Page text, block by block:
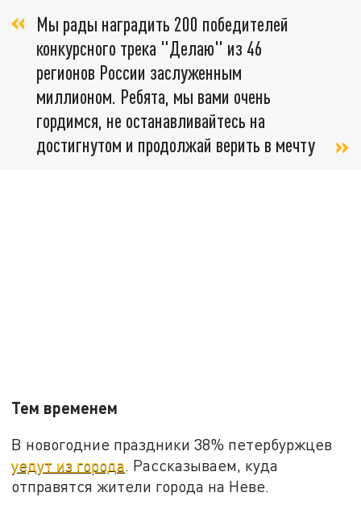
Мы рады наградить 200 победителей
конкурсного трека "Делаю" из 46
регионов России заслуженным
миллионом. Ребята, мы вами очень
гордимся, не останавливайтесь на
достигнутом и продолжай верить в мечту
Тем временем
В новогодние праздники 38% петербуржцев
уедут из города. Рассказываем, куда
отправятся жители города на Неве.